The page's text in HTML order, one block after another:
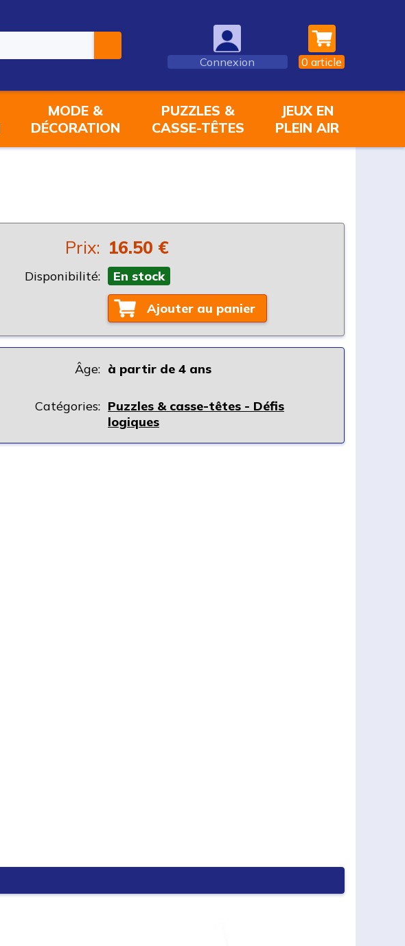
Connexion 0 article
MODE &
DÉCORATION
PUZZLES &
CASSE-TÊTES
JEUX EN
PLEIN AIR
Prix: 16.50 €
Disponibilité: En stock
Ajouter au panier
Âge: à partir de 4 ans
Catégories: Puzzles & casse-têtes - Défis
logiques